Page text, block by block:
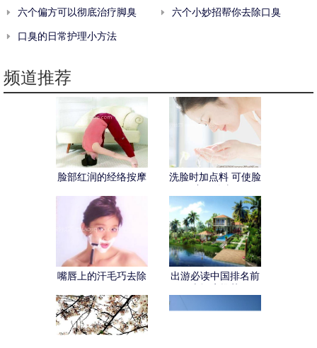
六个偏方可以彻底治疗脚臭 六个小妙招帮你去除口臭
口臭的日常护理小方法
频道推荐
脸部红润的经络按摩
洗脸时加点料 可使脸
嘴唇上的汗毛巧去除
出游必读中国排名前